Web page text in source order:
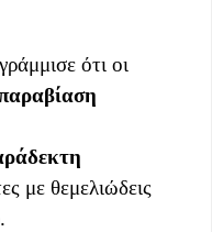
ότι οι
με θεμελιώδεις